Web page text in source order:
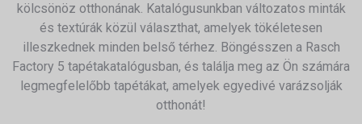
kölcsönöz otthonának. Katalógusunkban változatos minták
és textúrák közül választhat, amelyek tökéletesen
illeszkednek minden belső térhez. Böngésszen a Rasch
Factory 5 tapétakatalógusban, és találja meg az Ön számára
legmegfelelőbb tapétákat, amelyek egyedivé varázsolják
otthonát!